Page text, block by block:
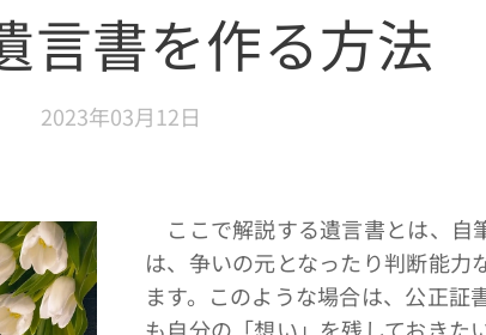
言書を作る方法
2023年03月12日
ここで解説する遺言書とは、自
は、争いの元となったり判断能力
ます。このような場合は、公正証